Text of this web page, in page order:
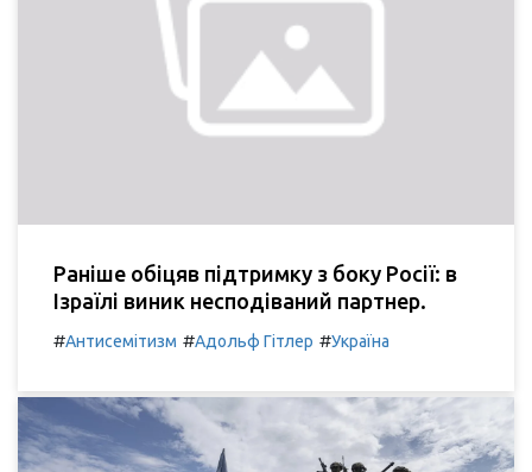
Раніше обіцяв підтримку з боку Росії: в
Ізраїлі виник несподіваний партнер.
#Антисемітизм #Адольф Гітлер #Україна